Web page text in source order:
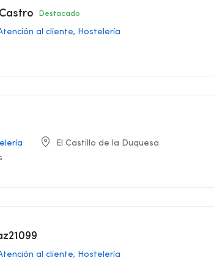
Destacado
al cliente, Hostelería
El Castillo de la Duquesa
al cliente, Hostelería